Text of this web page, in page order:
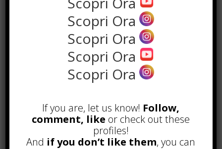
POPOLARI
Alcuni trucchi per avere un blog di
Scopri Ora
Scopri Ora
Scopri Ora
Scopri Ora
If you are, let us know! Follow,
comment, like or check out these
profiles!
And if you don’t like them, you can